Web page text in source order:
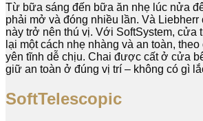
Từ bữa sáng đến bữa ăn nhẹ lúc nửa
phải mở và đóng nhiều lần. Và Liebherr
này trở nên thú vị. Với SoftSystem, cửa
lại một cách nhẹ nhàng và an toàn,
yên tĩnh dễ chịu. Chai được cất ở cửa
giữ an toàn ở đúng vị trí – không có gì
SoftTelescopic